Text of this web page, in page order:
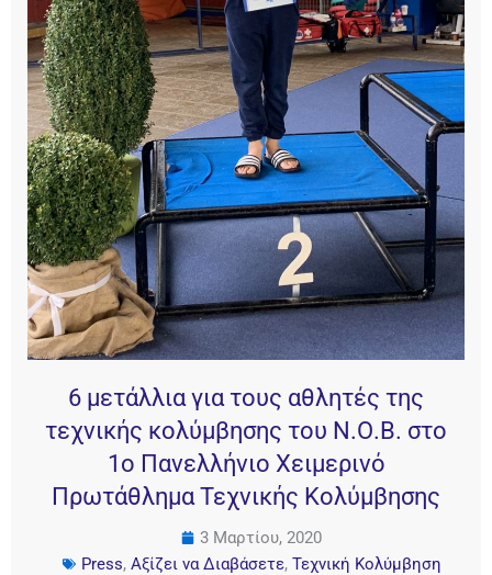
6 μετάλλια για τους αθλητές της
τεχνικής κολύμβησης του Ν.Ο.Β. στο
1ο Πανελλήνιο Χειμερινό
Πρωτάθλημα Τεχνικής Κολύμβησης
3 Μαρτίου, 2020
Press, Αξίζει να Διαβάσετε, Τεχνική Κολύμβηση